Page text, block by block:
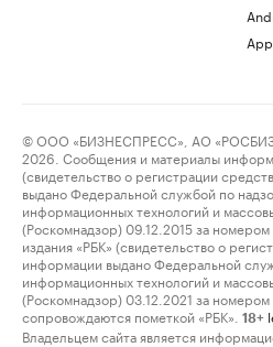
© ООО «БИЗНЕСПРЕСС», АО
2026. Сообщения и материалы
(свидетельство о регистрации
выдано Федеральной службой по
информационных технологий и
(Роскомнадзор) 09.12.2015 за
издания «РБК» (свидетельство о
информации выдано Федеральной
информационных технологий и
(Роскомнадзор) 03.12.2021 за
сопровождаются пометкой «РБК».
18+
Владельцем сайта является